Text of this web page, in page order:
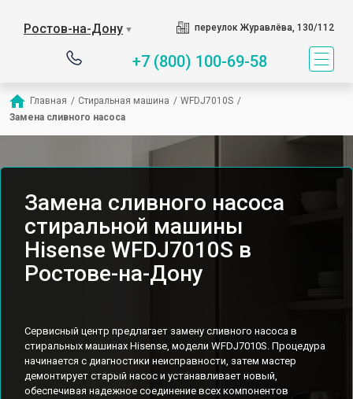
Ростов-на-Дону ▼ переулок Журавлёва, 130/112
+7 (800) 100-69-58
Главная / Стиральная машина / WFDJ7010S /
Замена сливного насоса
Замена сливного насоса
стиральной машины
Hisense WFDJ7010S в
Ростове-на-Дону
Сервисный центр предлагает замену сливного насоса в
стиральных машинах Hisense, модели WFDJ7010S. Процедура
начинается с диагностики неисправности, затем мастер
демонтирует старый насос и устанавливает новый,
обеспечивая надежное соединение всех компонентов